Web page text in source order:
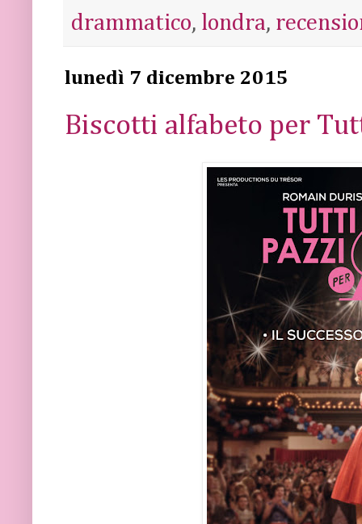
drammatico, londra,
lunedì 7 dicembre 2015
Biscotti alfabeto per